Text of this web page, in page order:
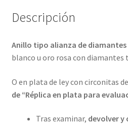
Descripción
Anillo tipo alianza de diamantes
blanco u oro rosa con
O en plata de ley con circonitas
de “Réplica en plata para
Tras examinar, devolver y